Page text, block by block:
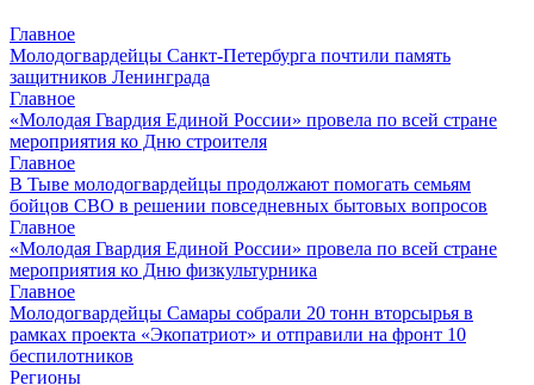
Главное
Молодогвардейцы Санкт-Петербурга почтили память
защитников Ленинграда
Главное
«Молодая Гвардия Единой России» провела по всей стране
мероприятия ко Дню строителя
Главное
В Тыве молодогвардейцы продолжают помогать семьям
бойцов СВО в решении повседневных бытовых вопросов
Главное
«Молодая Гвардия Единой России» провела по всей стране
мероприятия ко Дню физкультурника
Главное
Молодогвардейцы Самары собрали 20 тонн вторсырья в
рамках проекта «Экопатриот» и отправили на фронт 10
беспилотников
Регионы